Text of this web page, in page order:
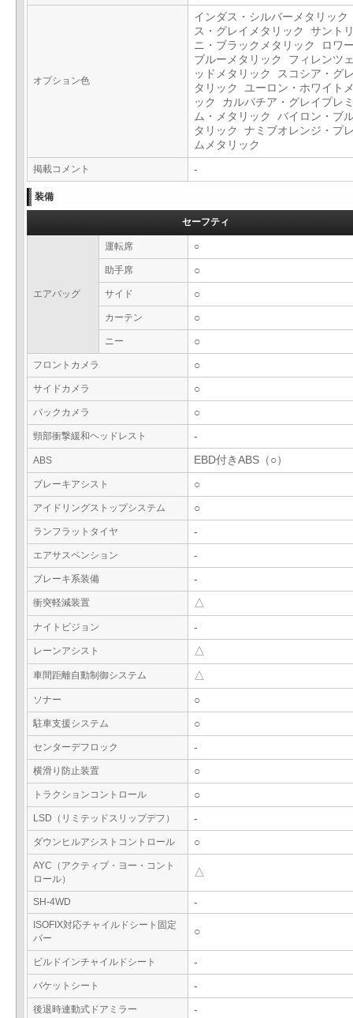
オプション色
インダス・シルバーメタリッ
ス・グレイメタリック サント
ニ・ブラックメタリック ロワ
ブルーメタリック フィレンツ
ッドメタリック スコシア・グ
タリック ユーロン・ホワイト
ック カルパチア・グレイプレ
ム・メタリック バイロン・ブ
タリック ナミブオレンジ・プ
ムメタリック
掲載コメント -
装備
セーフティ
エアバッグ
運転席 ○
助手席 ○
サイド ○
カーテン ○
ニー ○
フロントカメラ ○
サイドカメラ ○
バックカメラ ○
頸部衝撃緩和ヘッドレスト -
ABS EBD付きABS（○）
ブレーキアシスト ○
アイドリングストップシステム ○
ランフラットタイヤ -
エアサスペンション -
ブレーキ系装備 -
衝突軽減装置 △
ナイトビジョン -
レーンアシスト △
車間距離自動制御システム △
ソナー ○
駐車支援システム ○
センターデフロック -
横滑り防止装置 ○
トラクションコントロール ○
LSD（リミテッドスリップデフ） -
ダウンヒルアシストコントロール ○
AYC（アクティブ・ヨー・コント
ロール）
△
SH-4WD -
ISOFIX対応チャイルドシート固定
バー
○
ビルドインチャイルドシート -
バケットシート -
後退時連動式ドアミラー -